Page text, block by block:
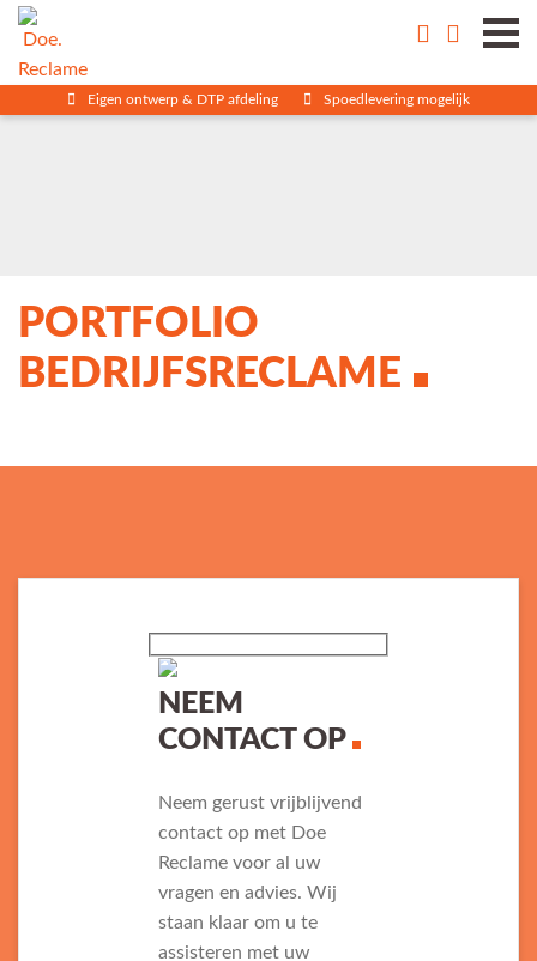
Eigen ontwerp & DTP afdeling Spoedlevering mogelijk
PORTFOLIO
BEDRIJFSRECLAME
NEEM
CONTACT OP
Neem gerust vrijblijvend
contact op met Doe
Reclame voor al uw
vragen en advies. Wij
staan klaar om u te
assisteren met uw